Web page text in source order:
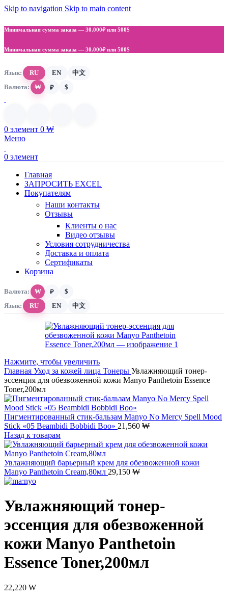
Skip to navigation Skip to main content
Минимальная сумма заказа — 30.000₽ или 500$
Минимальная сумма заказа — 30.000₽ или 500$
Язык: RU EN
中文
Валюта:
₩ ₽ $
0 элемент 0 ₩
Меню
0 элемент
Главная
ЗАПРОСИТЬ EXCEL
Покупателям
Наши контакты
Отзывы
Клиенты о нас
Видео отзывы
Условия сотрудничества
Доставка и оплата
Сертификаты
Корзина
Валюта: ₩ ₽
$
Язык:
RU EN 中文
Нажмите, чтобы увеличить
Главная Уход за кожей лица Тонеры Увлажняющий тонер-
эссенция для обезвоженной кожи Manyo Panthetoin Essence
Toner,200мл
Пигментированный стик-бальзам Manyo No Mercy Spell Mood
Stick «05 Beambidi Bobbidi Boo» 21,560 ₩
Назад к товарам
Увлажняющий барьерный крем для обезвоженной кожи
Manyo Panthetoin Cream,80мл 29,150 ₩
Увлажняющий тонер-
эссенция для обезвоженной
кожи Manyo Panthetoin
Essence Toner,200мл
22,220 ₩